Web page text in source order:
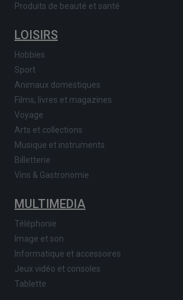
Produits de beauté et santé
LOISIRS
Hobbies
Sport
Animaux domestiques
Films, livres et magazines
Voyage
Arts et collections
Musique et instruments
Billetterie
Vins & Gastronomie
MULTIMEDIA
Téléphonie
Image et son
Informatique et accessoires
Jeux vidéo et consoles
Tablette